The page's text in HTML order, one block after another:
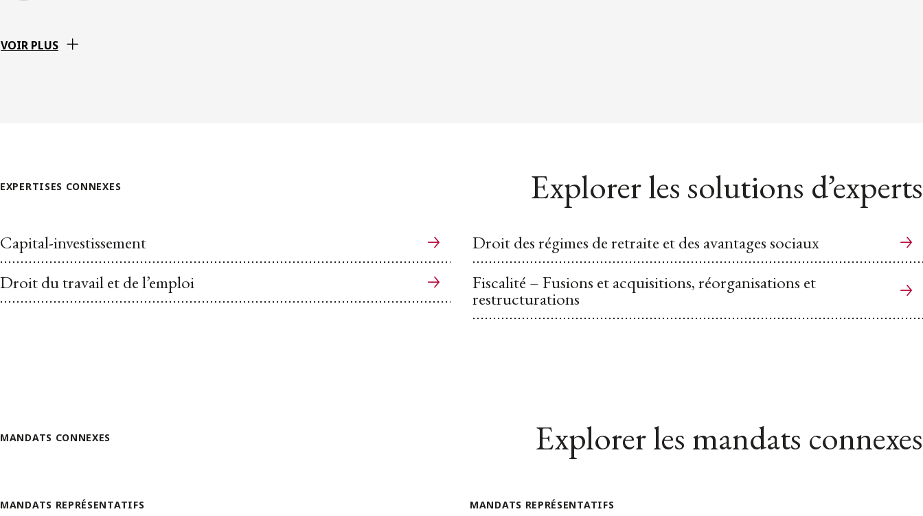
VOIR PLUS
EXPERTISES CONNEXES Explorer les solutions d’experts
Capital-investissement
Droit des régimes de retraite et des avantages sociaux
Droit du travail et de l’emploi
Fiscalité – Fusions et acquisitions, réorganisations et
restructurations
MANDATS CONNEXES Explorer les mandats connexes
MANDATS REPRÉSENTATIFS MANDATS REPRÉSENTATIFS